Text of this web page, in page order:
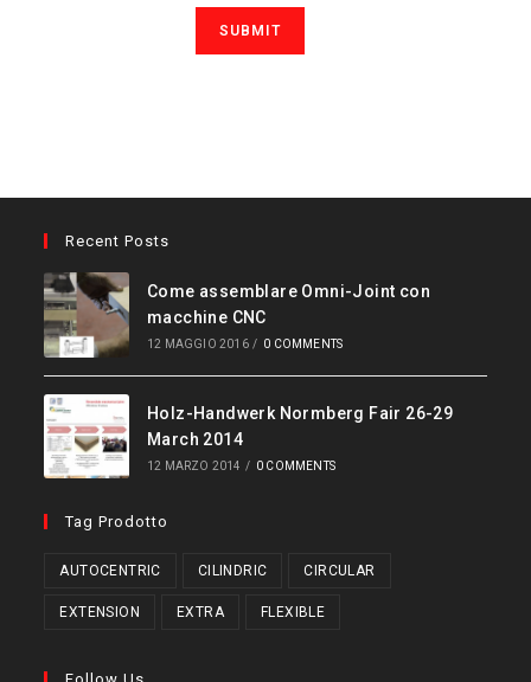
Recent Posts
Come assemblare Omni-Joint con
macchine CNC
12 MAGGIO 2016 / 0 COMMENTS
Holz-Handwerk Normberg Fair 26-29
March 2014
12 MARZO 2014 / 0 COMMENTS
Tag Prodotto
AUTOCENTRIC CILINDRIC CIRCULAR
EXTENSION EXTRA FLEXIBLE